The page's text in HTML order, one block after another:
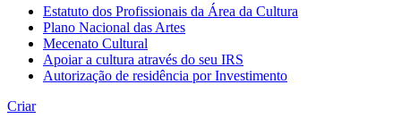
Estatuto dos Profissionais da Área da Cultura
Plano Nacional das Artes
Mecenato Cultural
Apoiar a cultura através do seu IRS
Autorização de residência por Investimento
Criar